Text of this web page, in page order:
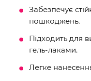
Забезпечує
пошкоджень.
Підходить для
гель-лаками.
Легке